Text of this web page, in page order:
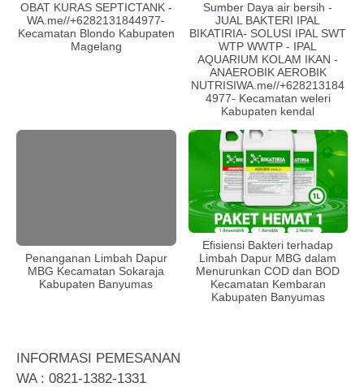
OBAT KURAS SEPTICTANK -
WA.me//+6282131844977-
Kecamatan Blondo Kabupaten
Magelang
Sumber Daya air bersih -
JUAL BAKTERI IPAL
BIKATIRIA- SOLUSI IPAL SWT
WTP WWTP - IPAL
AQUARIUM KOLAM IKAN -
ANAEROBIK AEROBIK
NUTRISIWA.me//+628213184
4977- Kecamatan weleri
Kabupaten kendal
Penanganan Limbah Dapur
MBG Kecamatan Sokaraja
Kabupaten Banyumas
Efisiensi Bakteri terhadap
Limbah Dapur MBG dalam
Menurunkan COD dan BOD
Kecamatan Kembaran
Kabupaten Banyumas
INFORMASI PEMESANAN
WA : 0821-1382-1331